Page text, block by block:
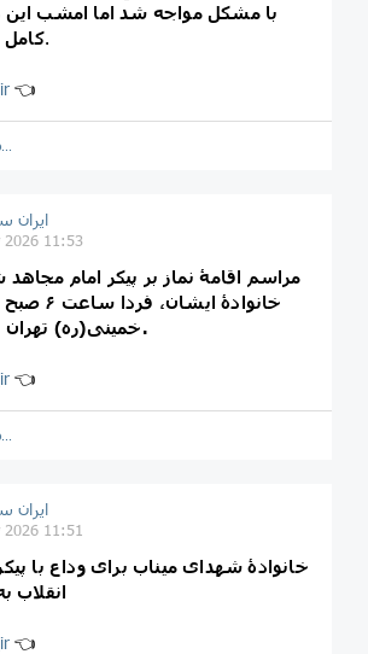
با مشکل مواجه شد اما امشب این
.
👈
2026 11:53
مراسم اقامهٔ نماز بر پیکر امام
خانوادهٔ
خمینی(ره) تهران برگزار می‌شود.
👈
2026 11:51
انقلاب
👈